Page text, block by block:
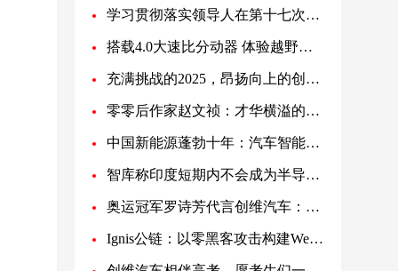
学习贯彻落实领导人在第十七次集体学习时重要讲话 中华春节符号作出部署为文化强国建设作出贡献
搭载4.0大速比分动器 体验越野攀爬第一车：全新BJ40刀锋英雄版
充满挑战的2025，昂扬向上的创维汽车
零零后作家赵文祯：才华横溢的文学新星
中国新能源蓬勃十年：汽车智能化的跃迁
智库称印度短期内不会成为半导体超级大国
奥运冠军罗诗芳代言创维汽车：辉煌的瞬间，是奋斗的底色
Ignis公链：以零黑客攻击构建Web3时代的安全基石——Bybit盗窃风险的启示